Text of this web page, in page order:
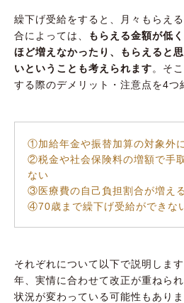
繰下げ受給をすると、月々もらえ
合によっては、
もらえる金額が低
ほど増えなかったり、もらえると
いということも考えられます。そ
する際のデメリット・注意点を4つ
①加給年金や振替加算の対象外
②税金や社会保険料の増額で手
ない
③医療費の自己負担割合が増え
④70歳まで繰下げ受給ができな
それぞれについて以下で説明しま
年、実情に合わせて改正が重ねら
状況が変わっている可能性もありま